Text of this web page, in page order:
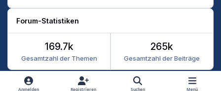
Forum-Statistiken
Gesamtzahl der Themen
169.7k
Gesamtzahl der Beiträge
265k
Heller Modus
Dunkler Modus
Systemeinstellung
Anmelden Registrieren Suchen Menü